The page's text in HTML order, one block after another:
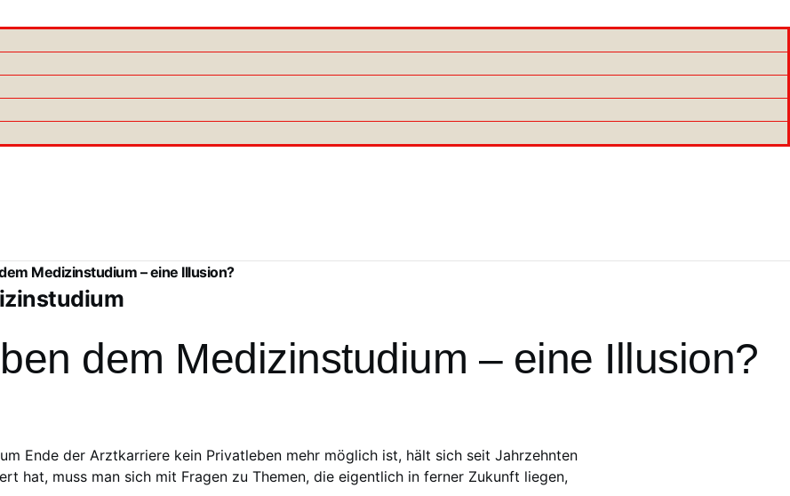
Medizinstudium – eine Illusion?
dem Medizinstudium – eine Illusion?
Ende der Arztkarriere kein Privatleben mehr möglich ist, hält sich seit Jahrzehnten
hat, muss man sich mit Fragen zu Themen, die eigentlich in ferner Zukunft liegen,